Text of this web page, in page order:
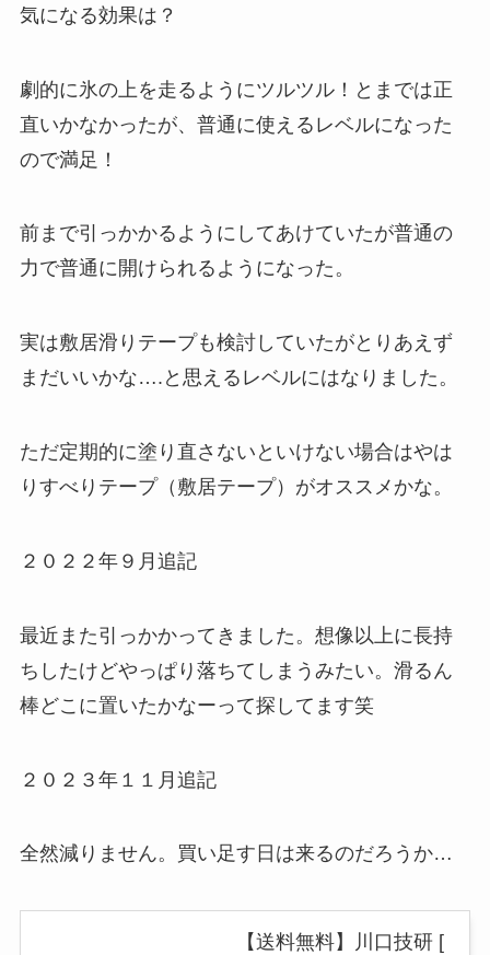
気になる効果は？
劇的に氷の上を走るようにツルツル！とまでは正
直いかなかったが、普通に使えるレベルになった
ので満足！
前まで引っかかるようにしてあけていたが普通の
力で普通に開けられるようになった。
実は敷居滑りテープも検討していたがとりあえず
まだいいかな….と思えるレベルにはなりました。
ただ定期的に塗り直さないといけない場合はやは
りすべりテープ（敷居テープ）がオススメかな。
２０２２年９月追記
最近また引っかかってきました。想像以上に長持
ちしたけどやっぱり落ちてしまうみたい。滑るん
棒どこに置いたかなーって探してます笑
２０２３年１１月追記
全然減りません。買い足す日は来るのだろうか…
【送料無料】川口技研 [